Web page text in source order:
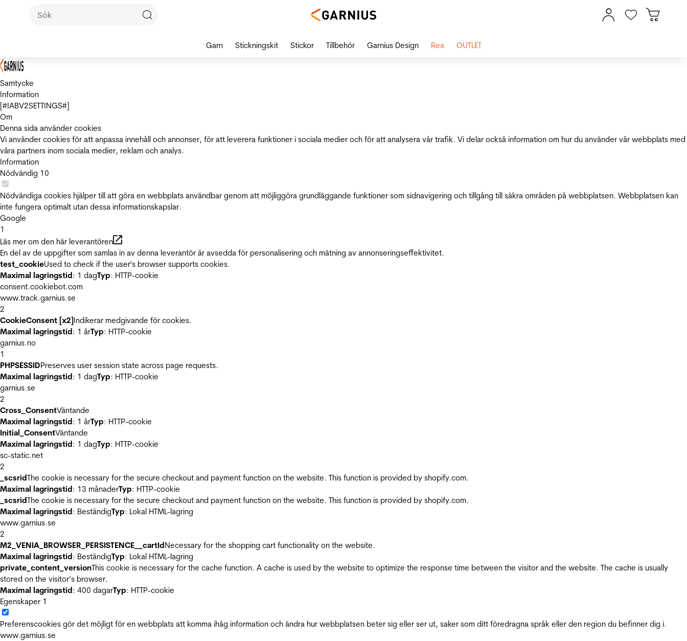
Samtycke
Information
[#IABV2SETTINGS#]
Om
Denna sida använder cookies
Vi använder cookies för att anpassa innehåll och annonser, för att leverera funktioner i sociala medier och för att analysera vår trafik. Vi delar också information om hur du använder vår webbplats med
våra partners inom sociala medier, reklam och analys.
Information
Nödvändig 10
Nödvändiga cookies hjälper till att göra en webbplats användbar genom att möjliggöra grundläggande funktioner som sidnavigering och tillgång till säkra områden på webbplatsen. Webbplatsen kan
inte fungera optimalt utan dessa informationskapslar.
Google
1
Läs mer om den här leverantören
En del av de uppgifter som samlas in av denna leverantör är avsedda för personalisering och mätning av annonseringseffektivitet.
test_cookieUsed to check if the user's browser supports cookies.
Maximal lagringstid: 1 dagTyp: HTTP-cookie
consent.cookiebot.com
www.track.garnius.se
2
CookieConsent [x2]Indikerar medgivande för cookies.
Maximal lagringstid: 1 årTyp: HTTP-cookie
garnius.no
1
PHPSESSIDPreserves user session state across page requests.
Maximal lagringstid: 1 dagTyp: HTTP-cookie
garnius.se
2
Cross_ConsentVäntande
Maximal lagringstid: 1 årTyp: HTTP-cookie
Initial_ConsentVäntande
Maximal lagringstid: 1 dagTyp: HTTP-cookie
sc-static.net
2
_scsridThe cookie is necessary for the secure checkout and payment function on the website. This function is provided by shopify.com.
Maximal lagringstid: 13 månaderTyp: HTTP-cookie
_scsridThe cookie is necessary for the secure checkout and payment function on the website. This function is provided by shopify.com.
Maximal lagringstid: BeständigTyp: Lokal HTML-lagring
www.garnius.se
2
M2_VENIA_BROWSER_PERSISTENCE__cartIdNecessary for the shopping cart functionality on the website.
Maximal lagringstid: BeständigTyp: Lokal HTML-lagring
private_content_versionThis cookie is necessary for the cache function. A cache is used by the website to optimize the response time between the visitor and the website. The cache is usually
stored on the visitor’s browser.
Maximal lagringstid: 400 dagarTyp: HTTP-cookie
Egenskaper 1
Preferenscookies gör det möjligt för en webbplats att komma ihåg information och ändra hur webbplatsen beter sig eller ser ut, saker som ditt föredragna språk eller den region du befinner dig i.
www.garnius.se
Garn Stickningskit Stickor Tillbehör Garnius Design Rea OUTLET